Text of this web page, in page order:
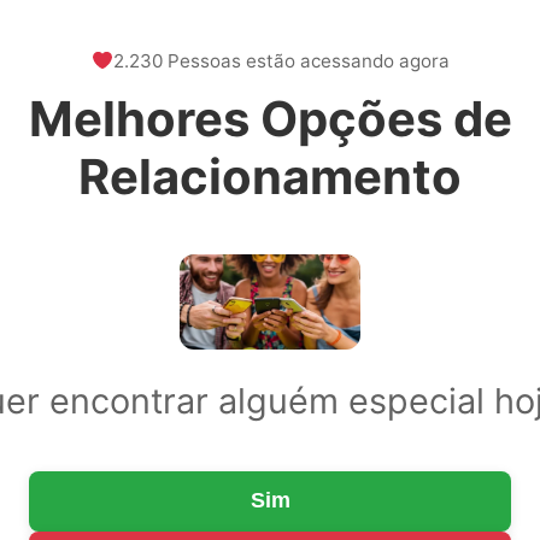
2.230 Pessoas estão acessando agora
Melhores Opções de
Relacionamento
encontrar alguém especial
Sim